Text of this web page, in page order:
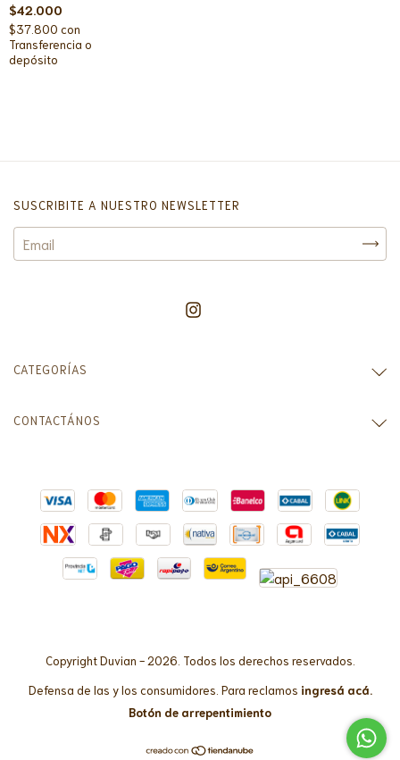
$42.000
$37.800 con
Transferencia o
depósito
SUSCRIBITE A NUESTRO NEWSLETTER
CATEGORÍAS
CONTACTÁNOS
Copyright Duvian - 2026. Todos los derechos reservados.
Defensa de las y los consumidores. Para reclamos ingresá acá.
Botón de arrepentimiento